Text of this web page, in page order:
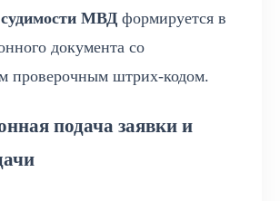
судимости МВД формируется в
документа со
проверочным штрих-кодом.
подача заявки и